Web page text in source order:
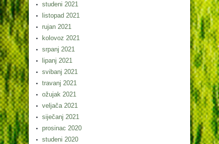
studeni 2021
listopad 2021
rujan 2021
kolovoz 2021
srpanj 2021
lipanj 2021
svibanj 2021
travanj 2021
ožujak 2021
veljača 2021
siječanj 2021
prosinac 2020
studeni 2020